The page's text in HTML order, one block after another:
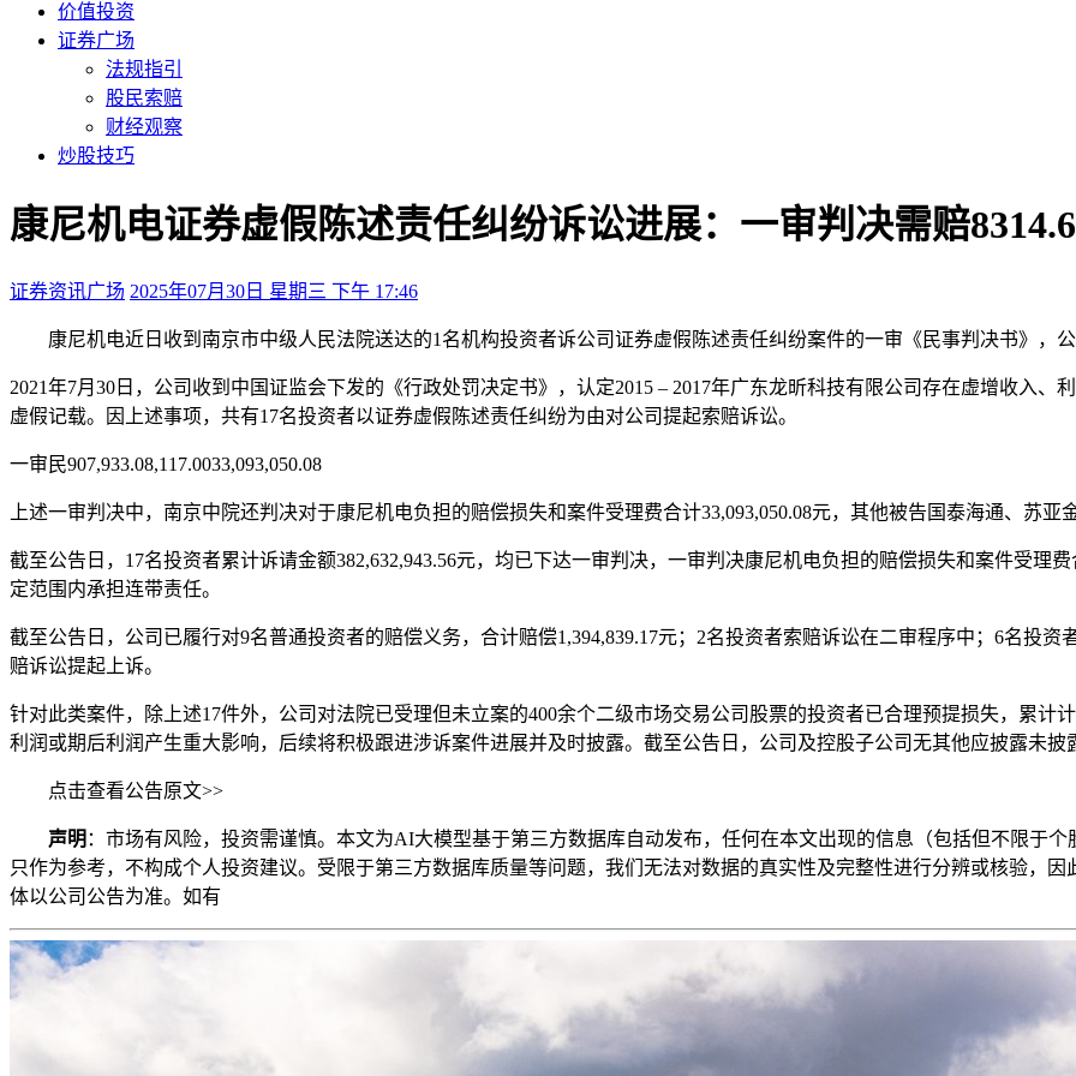
价值投资
证券广场
法规指引
股民索赔
财经观察
炒股技巧
康尼机电证券虚假陈述责任纠纷诉讼进展：一审判决需赔
证券资讯广场 2025年07月30日 星期三 下午 17:46
康尼机电近日收到南京市中级人民法院送达的1名机构投资者诉公司证券虚假陈述责任纠纷案件的一审《民事判决书》，
2021年7月30日，公司收到中国证监会下发的《行政处罚决定书》，认定2015 – 2017年广东龙昕科技有限公司存在虚增收入
虚假记载。因上述事项，共有17名投资者以证券虚假陈述责任纠纷为由对公司提起索赔诉讼。
一审民907,933.08,117.0033,093,050.08
上述一审判决中，南京中院还判决对于康尼机电负担的赔偿损失和案件受理费合计33,093,050.08元，其他被告国泰海通、苏亚
截至公告日，17名投资者累计诉请金额382,632,943.56元，均已下达一审判决，一审判决康尼机电负担的赔偿损失和案件受理
定范围内承担连带责任。
截至公告日，公司已履行对9名普通投资者的赔偿义务，合计赔偿1,394,839.17元；2名投资者索赔诉讼在二审程序中；6名投
赔诉讼提起上诉。
针对此类案件，除上述17件外，公司对法院已受理但未立案的400余个二级市场交易公司股票的投资者已合理预提损失，累计
利润或期后利润产生重大影响，后续将积极跟进涉诉案件进展并及时披露。截至公告日，公司及控股子公司无其他应披露未披
点击查看公告原文>>
声明 ：市场有风险，投资需谨慎。本文为AI大模型基于第三方数据库自动发布，任何在本文出现的信息（包括但不限于
只作为参考，不构成个人投资建议。受限于第三方数据库质量等问题，我们无法对数据的真实性及完整性进行分辨或核验，
体以公司公告为准。如有